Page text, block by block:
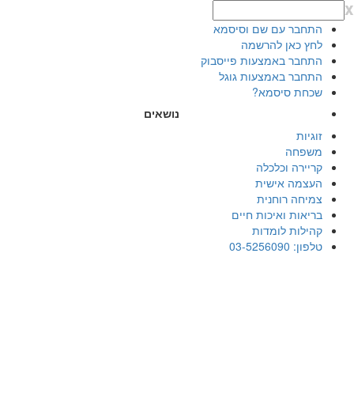
x
התחבר עם שם וסיסמא
לחץ כאן להרשמה
התחבר באמצעות פייסבוק
התחבר באמצעות גוגל
שכחת סיסמא?
נושאים
זוגיות
משפחה
קריירה וכלכלה
העצמה אישית
צמיחה רוחנית
בריאות ואיכות חיים
קהילות לומדות
טלפון: 03-5256090